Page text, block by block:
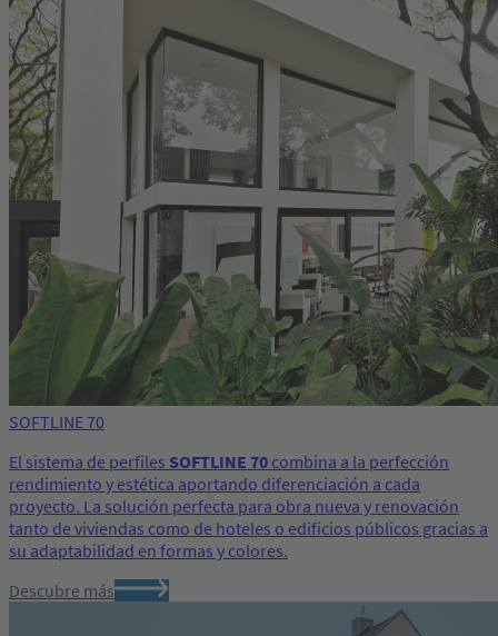
SOFTLINE 70
El sistema de perfiles SOFTLINE 70 combina a la perfección
rendimiento y estética aportando diferenciación a cada
proyecto. La solución perfecta para obra nueva y renovación
tanto de viviendas como de hoteles o edificios públicos gracias a
su adaptabilidad en formas y colores.
Descubre más